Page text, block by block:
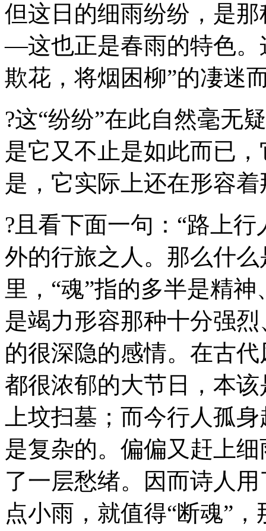
但这日的细雨纷纷，是
—这也正是春雨的特色。
欺花，将烟困柳”的凄迷
?这“纷纷”在此自然毫无
是它又不止是如此而已
是，它实际上还在形容
?且看下面一句：“路上
外的行旅之人。那么什
里，“魂”指的多半是精
是竭力形容那种十分强
的很深隐的感情。在古
都很浓郁的大节日，本
上坟扫墓；而今行人孤
是复杂的。偏偏又赶上
了一层愁绪。因而诗人
点小雨，就值得“断魂”